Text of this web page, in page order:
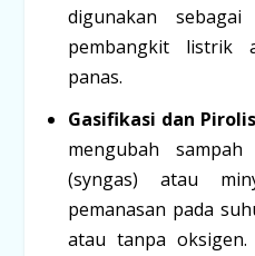
digunakan
pembangkit listrik
panas.
Gasifikasi dan
mengubah
(syngas) atau
pemanasan pada
atau tanpa